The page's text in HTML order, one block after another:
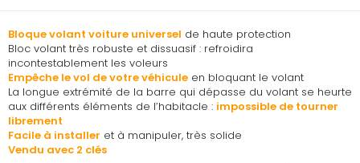
Bloque volant voiture universel de haute protection
Bloc volant très robuste et dissuasif : refroidira
incontestablement les voleurs
Empêche le vol de votre véhicule en bloquant le volant
La longue extrémité de la barre qui dépasse du volant se heurte
aux différents éléments de l’habitacle : impossible de tourner
librement
Facile à installer et à manipuler, très solide
Vendu avec 2 clés